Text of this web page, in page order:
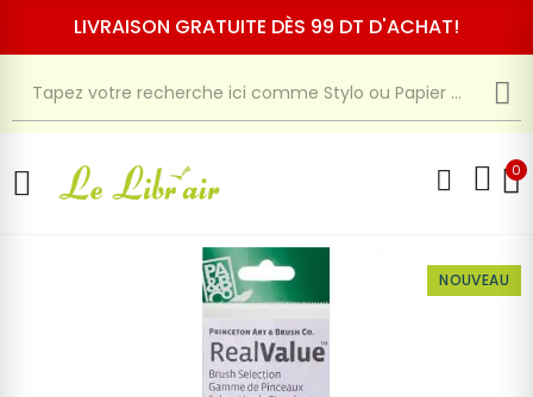
LIVRAISON GRATUITE DÈS 99 DT D'ACHAT!
0
NOUVEAU